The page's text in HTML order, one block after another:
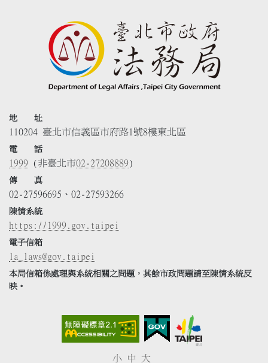
地 址
110204 臺北市信義區市府路1號8樓東北區
電 話
1999 (非臺北市02-27208889)
傳 真
02-27596695、02-27593266
陳情系統
https://1999.gov.taipei
電子信箱
la_laws@gov.taipei
本局信箱係處理與系統相關之問題，其餘市政問題請至陳情系統反
映。
小 中 大